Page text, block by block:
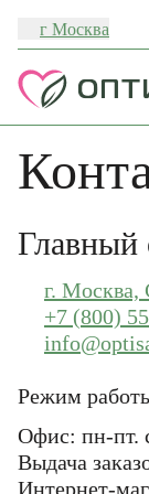
г Москва
Главный
г. Москва,
+7 (800)
Режим
Офис: пн-пт.
Выдача
Интернет-